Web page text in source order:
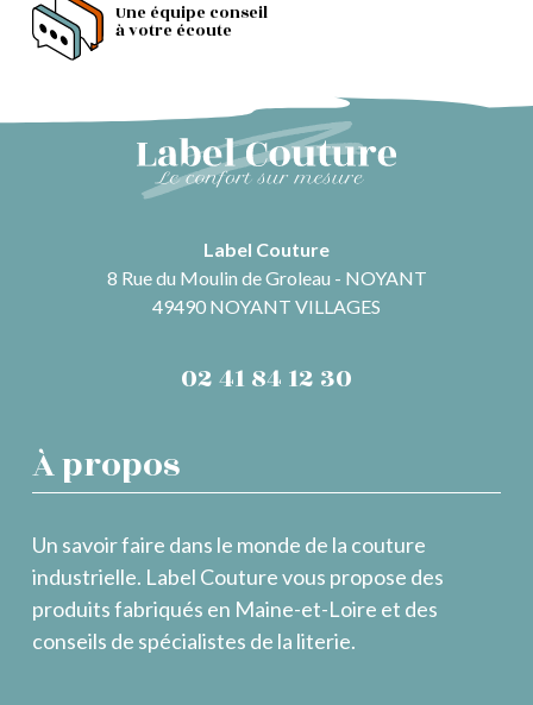
Une équipe conseil
à votre écoute
Label Couture
8 Rue du Moulin de Groleau - NOYANT
49490 NOYANT VILLAGES
02 41 84 12 30
À propos
Un savoir faire dans le monde de la couture
industrielle. Label Couture vous propose des
produits fabriqués en Maine-et-Loire et des
conseils de spécialistes de la literie.